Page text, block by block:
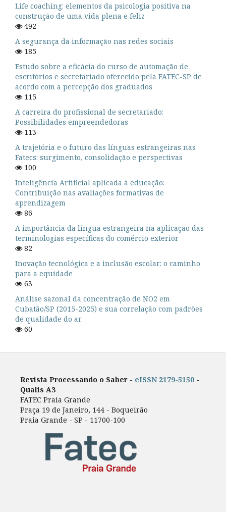
Life coaching: elementos da psicologia positiva na
construção de uma vida plena e feliz
492
A segurança da informação nas redes sociais
185
Estudo sobre a eficácia do curso de automação de
escritórios e secretariado oferecido pela FATEC-SP de
acordo com a percepção dos graduados
115
A carreira do profissional de secretariado:
Possibilidades empreendedoras
113
A trajetória e o futuro das línguas estrangeiras nas
Fatecs: surgimento, consolidação e perspectivas
100
Inteligência Artificial aplicada à educação:
Contribuição nas avaliações formativas de
aprendizagem
86
A importância da língua estrangeira na aplicação das
terminologias específicas do comércio exterior
82
Inovação tecnológica e a inclusão escolar: o caminho
para a equidade
63
Análise sazonal da concentração de NO2 em
Cubatão/SP (2015-2025) e sua correlação com padrões
de qualidade do ar
60
Revista Processando o Saber - eISSN 2179-5150 -
Qualis A3
FATEC Praia Grande
Praça 19 de Janeiro, 144 - Boqueirão
Praia Grande - SP - 11700-100